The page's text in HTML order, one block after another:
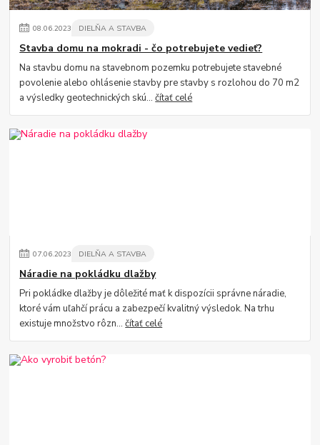
08.06.2023 DIELŇA A STAVBA
Stavba domu na mokradi - čo potrebujete vedieť?
Na stavbu domu na stavebnom pozemku potrebujete stavebné
povolenie alebo ohlásenie stavby pre stavby s rozlohou do 70 m2
a výsledky geotechnických skú...čítať celé
07.06.2023 DIELŇA A STAVBA
Náradie na pokládku dlažby
Pri pokládke dlažby je dôležité mať k dispozícii správne náradie,
ktoré vám uľahčí prácu a zabezpečí kvalitný výsledok. Na trhu
existuje množstvo rôzn...čítať celé